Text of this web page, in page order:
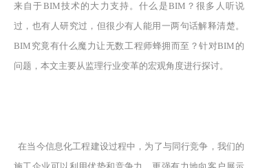
来自于BIM技术的大力支持。什么是BIM？很多人听说
过，也有人研究过，但很少有人能用一两句话解释清楚。
BIM究竟有什么魔力让无数工程师蜂拥而至？针对BIM的
问题，本文主要从监理行业变革的宏观角度进行探讨。
在当今信息化工程建设过程中，为了与同行竞争，我们的